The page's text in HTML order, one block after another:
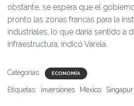
obstante, se espera que el
pronto las zonas francas para la
industriales, lo que daría sentido a
infraestructura, indicó Varela.
Categorías: ECONOMÍA
Etiquetas: inversiones México Singapur